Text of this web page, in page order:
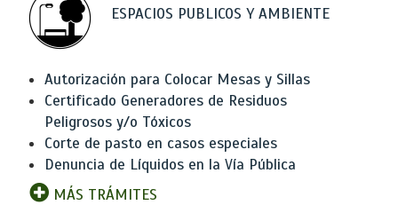
ESPACIOS PUBLICOS Y AMBIENTE
Autorización para Colocar Mesas y Sillas
Certificado Generadores de Residuos
Peligrosos y/o Tóxicos
Corte de pasto en casos especiales
Denuncia de Líquidos en la Vía Pública
MÁS TRÁMITES